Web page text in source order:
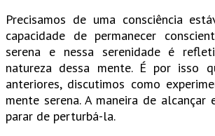
Precisamos de uma consciência
capacidade de permanecer
serena e nessa serenidade é
natureza dessa mente. É por isso
anteriores, discutimos como
mente serena. A maneira de alcançar
parar de perturbá-la.